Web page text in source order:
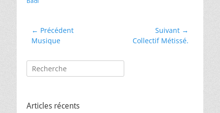
Navigation
de
← Précédent
Article
Musique
Suivant →
Collectif Métissé.
Rechercher :
Articles récents